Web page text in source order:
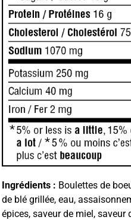
Ingrédients : Boulettes de
de blé grillée, eau,
épices, saveur de miel, saveur